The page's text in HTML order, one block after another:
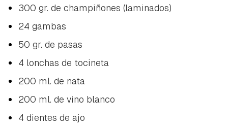
300 gr. de champiñones (laminados)
24 gambas
50 gr. de pasas
4 lonchas de tocineta
200 ml. de nata
200 ml. de vino blanco
4 dientes de ajo